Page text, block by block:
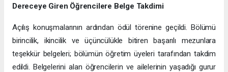
Dereceye Giren Öğrencilere Belge Takdimi
Açılış konuşmalarının ardından ödül törenine geçildi. Bölümü
birincilik, ikincilik ve üçüncülükle bitiren başarılı mezunlara
teşekkür belgeleri; bölümün öğretim üyeleri tarafından takdim
edildi. Belgelerini alan öğrencilerin ve ailelerinin yaşadığı gurur